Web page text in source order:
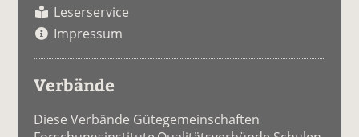
Leserservice
Impressum
Verbände
Diese Verbände Gütegemeinschaften